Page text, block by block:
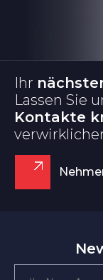
Ihr
Lassen Sie
Kontakte